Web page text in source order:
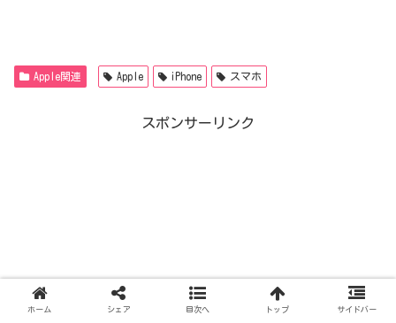
Apple関連 Apple iPhone スマホ
スポンサーリンク
ホーム シェア 目次へ トップ サイドバー